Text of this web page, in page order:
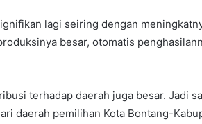
lagi seiring dengan
besar, otomatis
terhadap daerah juga besar. Jadi
daerah pemilihan Kota Bontang-